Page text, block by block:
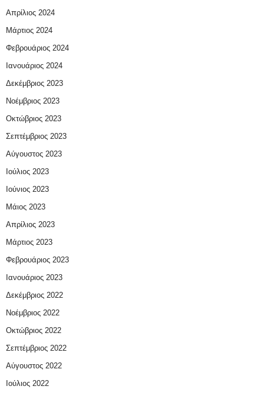
Απρίλιος 2024
Μάρτιος 2024
Φεβρουάριος 2024
Ιανουάριος 2024
Δεκέμβριος 2023
Νοέμβριος 2023
Οκτώβριος 2023
Σεπτέμβριος 2023
Αύγουστος 2023
Ιούλιος 2023
Ιούνιος 2023
Μάιος 2023
Απρίλιος 2023
Μάρτιος 2023
Φεβρουάριος 2023
Ιανουάριος 2023
Δεκέμβριος 2022
Νοέμβριος 2022
Οκτώβριος 2022
Σεπτέμβριος 2022
Αύγουστος 2022
Ιούλιος 2022